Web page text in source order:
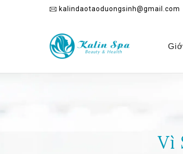
kalindaotaoduongsinh@gmail.com
Vì